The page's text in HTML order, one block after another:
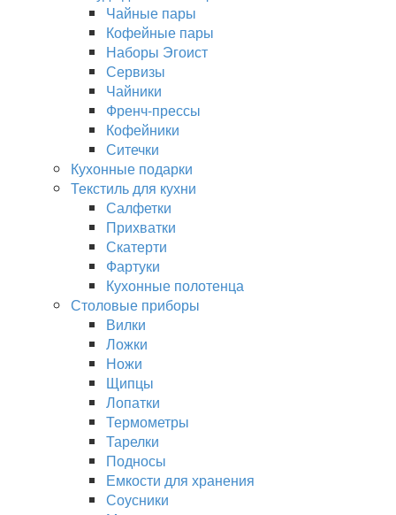
Чайные пары
Кофейные пары
Наборы Эгоист
Сервизы
Чайники
Френч-прессы
Кофейники
Ситечки
Кухонные подарки
Текстиль для кухни
Салфетки
Прихватки
Скатерти
Фартуки
Кухонные полотенца
Столовые приборы
Вилки
Ложки
Ножи
Щипцы
Лопатки
Термометры
Тарелки
Подносы
Емкости для хранения
Соусники